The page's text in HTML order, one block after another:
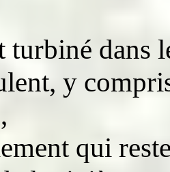
turbiné dans
y
qui